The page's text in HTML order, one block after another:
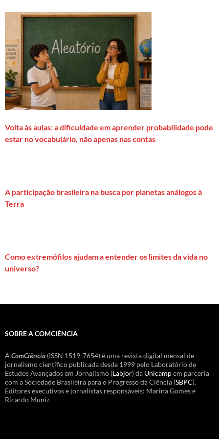
Volta às aulas: a dificuldade em aprender probabilidade pode
estar no vocabulário, não apenas nas contas
A participação brasileira na busca por planetas análogos à
Terra
Como extremófilos ajudam a entender os limites da vida no
universo?
SOBRE A COMCIÊNCIA
A ComCiência (ISSN 1519-7654) é uma revista digital mensal de
jornalismo científico publicada desde 1999 pelo Laboratório de
Estudos Avançados em Jornalismo (Labjor) da Unicampem parceria
com a Sociedade Brasileira para o Progresso da Ciência (SBPC).
Editores executivos e jornalistas responsáveis: Marina Gomes e
Ricardo Muniz.